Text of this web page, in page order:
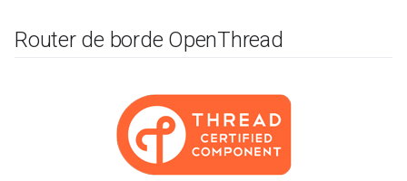
Router de borde OpenThread